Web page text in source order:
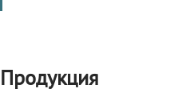
Продукция